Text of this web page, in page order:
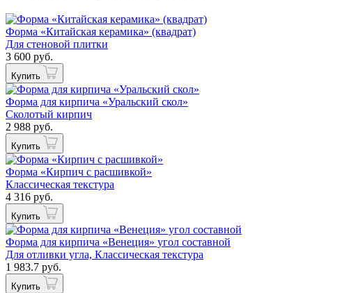
Форма «Китайская керамика» (квадрат)
Для стеновой плитки
3 600 руб.
Купить
Форма для кирпича «Уральский скол»
Сколотый кирпич
2 988 руб.
Купить
Форма «Кирпич с расшивкой»
Классическая текстура
4 316 руб.
Купить
Форма для кирпича «Венеция» угол составной
Для отливки угла, Классическая текстура
1 983.7 руб.
Купить